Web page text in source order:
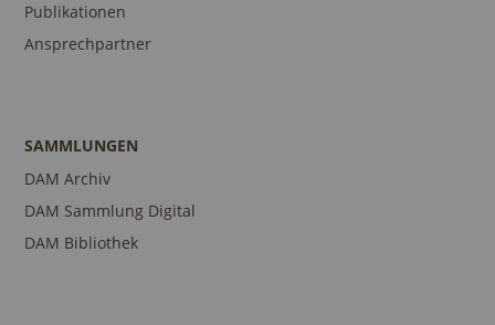
Publikationen
Ansprechpartner
SAMMLUNGEN
DAM Archiv
DAM Sammlung Digital
DAM Bibliothek